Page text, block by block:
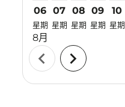
06
星期
8月
07
星期
08
星期
09
星期
10
星期
chevron_left chevron_right